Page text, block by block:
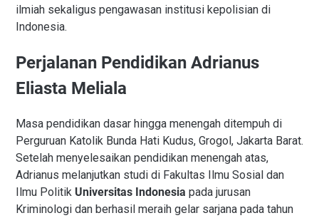
ilmiah sekaligus pengawasan institusi kepolisian di
Indonesia.
Perjalanan Pendidikan Adrianus
Eliasta Meliala
Masa pendidikan dasar hingga menengah ditempuh di
Perguruan Katolik Bunda Hati Kudus, Grogol, Jakarta Barat.
Setelah menyelesaikan pendidikan menengah atas,
Adrianus melanjutkan studi di Fakultas Ilmu Sosial dan
Ilmu Politik Universitas Indonesia pada jurusan
Kriminologi dan berhasil meraih gelar sarjana pada tahun